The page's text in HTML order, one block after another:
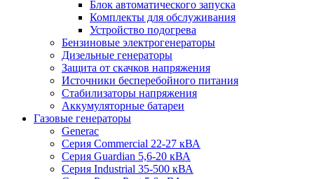
Блок автоматического запуска
Комплекты для обслуживания
Устройство подогрева
Бензиновые электрогенераторы
Дизельные генераторы
Защита от скачков напряжения
Источники бесперебойного питания
Стабилизаторы напряжения
Аккумуляторные батареи
Газовые генераторы
Generac
Серия Commercial 22-27 кВА
Серия Guardian 5,6-20 кВА
Серия Industrial 35-500 кВА